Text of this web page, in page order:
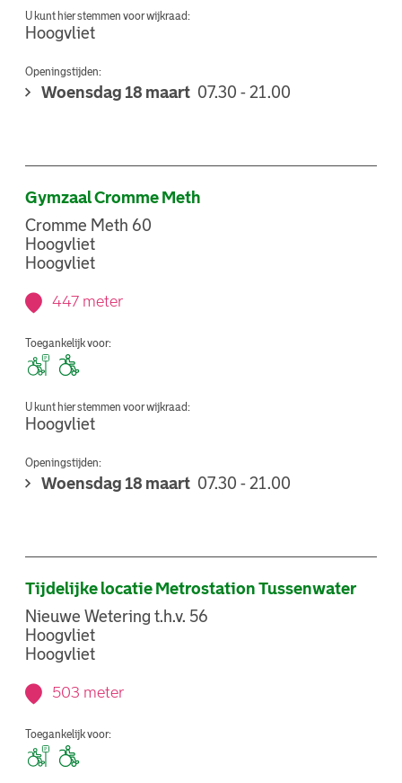
U kunt hier stemmen voor wijkraad:
Hoogvliet
Openingstijden:
Woensdag 18 maart 07.30 - 21.00
Gymzaal Cromme Meth
Cromme Meth 60
Hoogvliet
Hoogvliet
447 meter
Toegankelijk voor:
U kunt hier stemmen voor wijkraad:
Hoogvliet
Openingstijden:
Woensdag 18 maart 07.30 - 21.00
Tijdelijke locatie Metrostation Tussenwater
Nieuwe Wetering t.h.v. 56
Hoogvliet
Hoogvliet
503 meter
Toegankelijk voor: